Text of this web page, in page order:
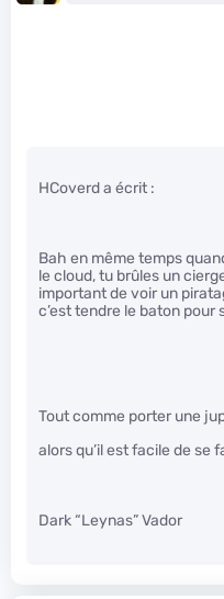
HCoverd a écrit :
Bah en même temps
le cloud, tu brûles un
important de voir un
c’est tendre le baton pour
Tout comme porter une
alors qu’il est facile de se
Dark “Leynas” Vador